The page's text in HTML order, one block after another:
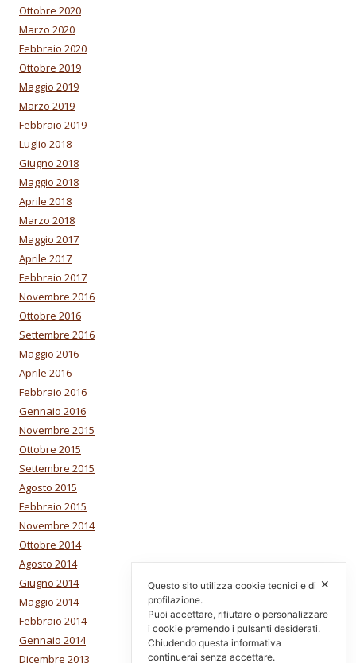
Ottobre 2020
Marzo 2020
Febbraio 2020
Ottobre 2019
Maggio 2019
Marzo 2019
Febbraio 2019
Luglio 2018
Giugno 2018
Maggio 2018
Aprile 2018
Marzo 2018
Maggio 2017
Aprile 2017
Febbraio 2017
Novembre 2016
Ottobre 2016
Settembre 2016
Maggio 2016
Aprile 2016
Febbraio 2016
Gennaio 2016
Novembre 2015
Ottobre 2015
Settembre 2015
Agosto 2015
Febbraio 2015
Novembre 2014
Ottobre 2014
Agosto 2014
Giugno 2014
Maggio 2014
Febbraio 2014
Gennaio 2014
Dicembre 2013
✕
Questo sito utilizza cookie tecnici e di
profilazione.
Puoi accettare, rifiutare o personalizzare
i cookie premendo i pulsanti desiderati.
Chiudendo questa informativa
continuerai senza accettare.